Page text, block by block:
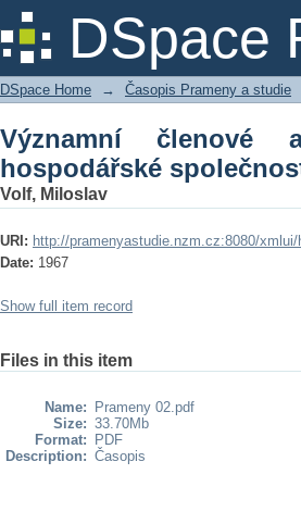
DSpace
Významní členové a
Království českém
DSpace Home → Časopis Prameny a studie
Významní členové
hospodářské
Volf, Miloslav
URI: http://pramenyastudie.nzm.cz:8080/xmlui/
Date: 1967
Show full item record
Files in this item
Name:
Prameny 02.pdf
Size: 33.70Mb
Format:
PDF
Description: Časopis